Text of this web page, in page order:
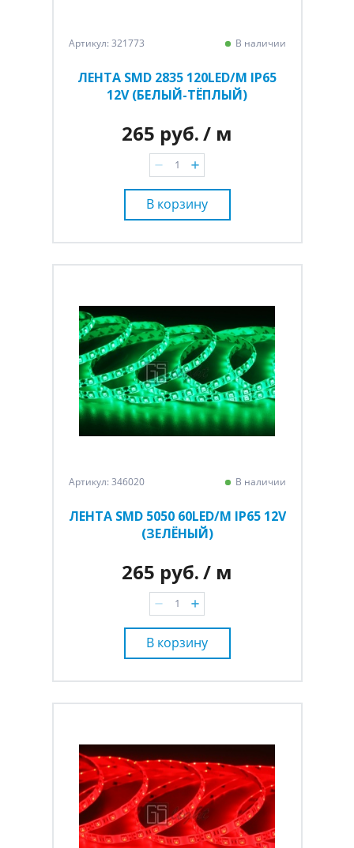
Артикул: 321773 В наличии
ЛЕНТА SMD 2835 120LED/M IP65
12V (БЕЛЫЙ-ТЁПЛЫЙ)
265 руб./ м
В корзину
Артикул: 346020 В наличии
ЛЕНТА SMD 5050 60LED/M IP65 12V
(ЗЕЛЁНЫЙ)
265 руб./ м
В корзину